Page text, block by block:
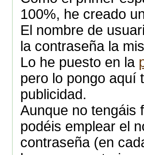
100%, he creado
El nombre de
la contraseña la
Lo he puesto en la
pero lo pongo aquí
publicidad.
Aunque no tengáis
podéis emplear el
contraseña (en